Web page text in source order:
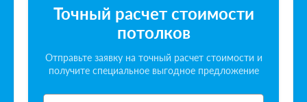
Точный расчет стоимости
потолков
Отправьте заявку на точный расчет стоимости и
получите специальное выгодное предложение